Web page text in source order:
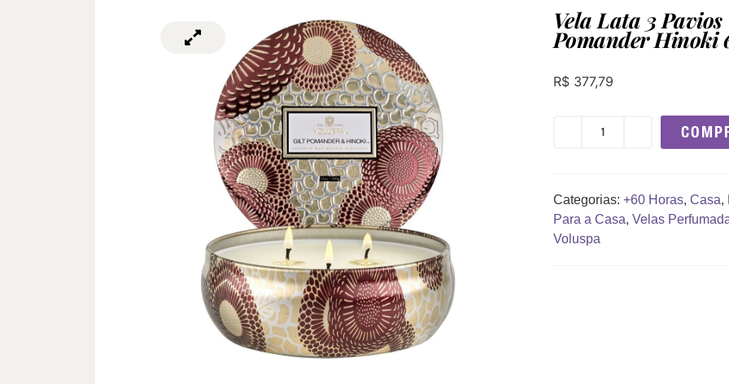
Vela Lata 3
Pomander Hinoki
R$377,79
Categorias: +60 Horas, Casa,
Para a Casa, Velas
Voluspa